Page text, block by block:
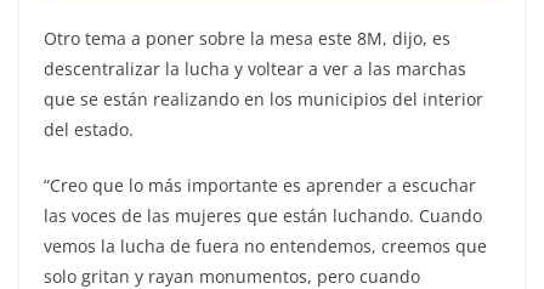
Otro tema a poner sobre la mesa este 8M, dijo, es
descentralizar la lucha y voltear a ver a las marchas
que se están realizando en los municipios del interior
del estado.
“Creo que lo más importante es aprender a escuchar
las voces de las mujeres que están luchando. Cuando
vemos la lucha de fuera no entendemos, creemos que
solo gritan y rayan monumentos, pero cuando